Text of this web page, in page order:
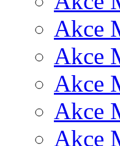
Akce
Akce
Akce
Akce
Akce